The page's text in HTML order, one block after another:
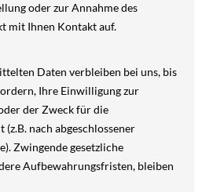
oder zur Annahme des
mit Ihnen Kontakt auf.
Daten verbleiben bei uns, bis
Ihre Einwilligung zur
der Zweck für die
nach abgeschlossener
Zwingende gesetzliche
Aufbewahrungsfristen, bleiben